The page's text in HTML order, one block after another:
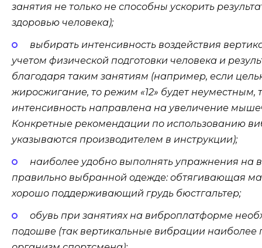
занятия не только не способны ускорить
здоровью человека);
выбирать интенсивность воздействия
учетом физической подготовки человека и
благодаря таким занятиям (например, если
жиросжигание, то режим «12» будет неуместным,
интенсивность направлена на увеличение
Конкретные рекомендации по использованию
указываются производителем в инструкции);
наиболее удобно выполнять упражнения на
правильно выбранной одежде: обтягивающая
хорошо поддерживающий грудь бюстгальтер;
обувь при занятиях на виброплатформе
подошве (так вертикальные вибрации наиболее